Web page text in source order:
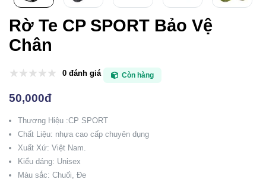
Rờ Te CP SPORT Bảo Vệ
Chân
0 đánh giá Còn hàng
50,000đ
Thương Hiệu :CP SPORT
Chất Liệu: nhựa cao cấp chuyên dụng
Xuất Xứ: Việt Nam.
Kiểu dáng: Unisex
Màu sắc: Chuối, Đe